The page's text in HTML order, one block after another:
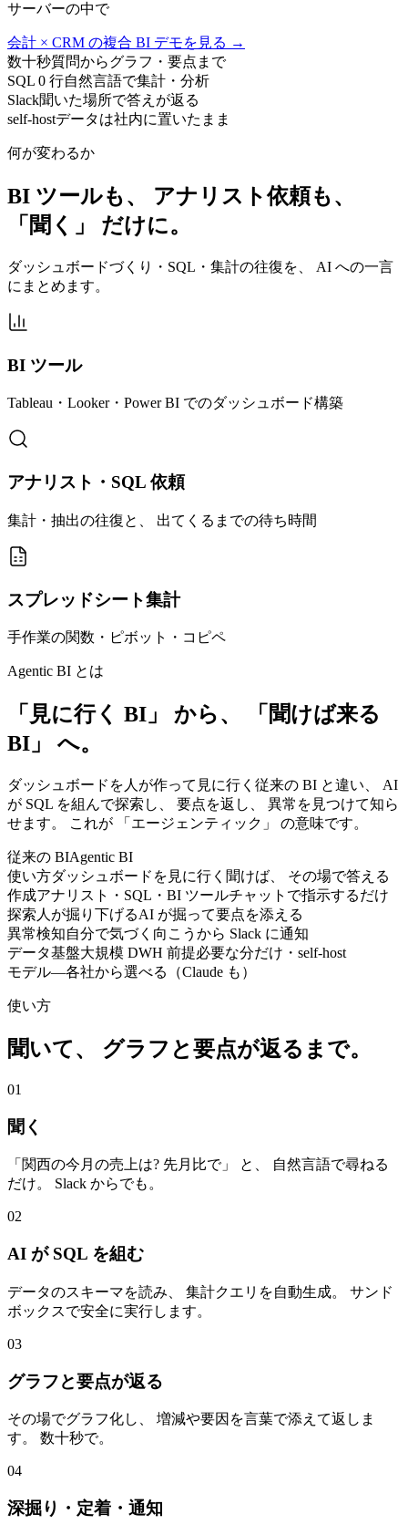
サーバーの中で
会計 × CRM の複合 BI デモを見る →
数十秒質問からグラフ・要点まで
SQL 0 行自然言語で集計・分析
Slack聞いた場所で答えが返る
self-hostデータは社内に置いたまま
何が変わるか
BI ツールも、 アナリスト依頼も、
「聞く」 だけに。
ダッシュボードづくり・SQL・集計の往復を、 AI への一言
にまとめます。
BI ツール
Tableau・Looker・Power BI でのダッシュボード構築
アナリスト・SQL 依頼
集計・抽出の往復と、 出てくるまでの待ち時間
スプレッドシート集計
手作業の関数・ピボット・コピペ
Agentic BI とは
「見に行く BI」 から、 「聞けば来る
BI」 へ。
ダッシュボードを人が作って見に行く従来の BI と違い、 AI
が SQL を組んで探索し、 要点を返し、 異常を見つけて知ら
せます。 これが 「エージェンティック」 の意味です。
従来の BIAgentic BI
使い方ダッシュボードを見に行く 聞けば、 その場で答える
作成アナリスト・SQL・BI ツールチャットで指示するだけ
探索 人が掘り下げるAI が掘って要点を添える
異常検知自分で気づく 向こうから Slack に通知
データ基盤大規模 DWH 前提必要な分だけ・self-host
モデル—各社から選べる（Claude も）
使い方
聞いて、 グラフと要点が返るまで。
01
聞く
「関西の今月の売上は? 先月比で」 と、 自然言語で尋ねる
だけ。 Slack からでも。
02
AI が SQL を組む
データのスキーマを読み、 集計クエリを自動生成。 サンド
ボックスで安全に実行します。
03
グラフと要点が返る
その場でグラフ化し、 増減や要因を言葉で添えて返しま
す。 数十秒で。
04
深掘り・定着・通知